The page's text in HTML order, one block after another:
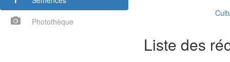
Photothèque
Liste des